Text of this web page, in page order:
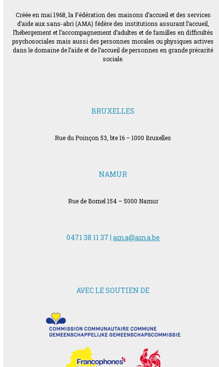
Créée en mai 1968, la Fédération des maisons d’accueil et des services
d’aide aux sans-abri (AMA) fédère des institutions assurant l’accueil,
l’hébergement et l’accompagnement d’adultes et de familles en difficultés
psychosociales mais aussi des personnes morales ou physiques actives
dans le domaine de l’aide et de l’accueil de personnes en grande précarité
sociale.
BRUXELLES
Rue du Poinçon 53, bte 16 – 1000 Bruxelles
NAMUR
Rue de Bomel 154 – 5000 Namur
0471 38 11 37 | ama@ama.be
AVEC LE SOUTIEN DE